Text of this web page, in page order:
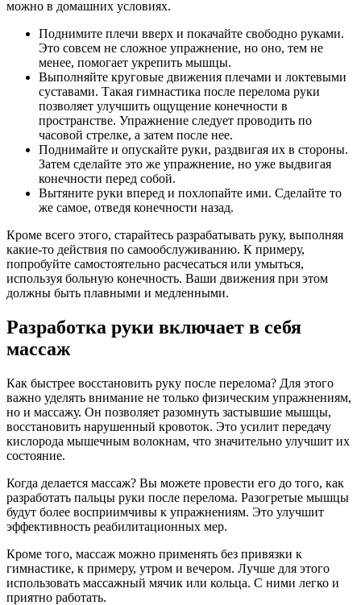
можно в домашних условиях.
Поднимите плечи вверх и покачайте свободно руками.
Это совсем не сложное упражнение, но оно, тем не
менее, помогает укрепить мышцы.
Выполняйте круговые движения плечами и локтевыми
суставами. Такая гимнастика после перелома руки
позволяет улучшить ощущение конечности в
пространстве. Упражнение следует проводить по
часовой стрелке, а затем после нее.
Поднимайте и опускайте руки, раздвигая их в стороны.
Затем сделайте это же упражнение, но уже выдвигая
конечности перед собой.
Вытяните руки вперед и похлопайте ими. Сделайте то
же самое, отведя конечности назад.
Кроме всего этого, старайтесь разрабатывать руку, выполняя
какие-то действия по самообслуживанию. К примеру,
попробуйте самостоятельно расчесаться или умыться,
используя больную конечность. Ваши движения при этом
должны быть плавными и медленными.
Разработка руки включает в себя
массаж
Как быстрее восстановить руку после перелома? Для этого
важно уделять внимание не только физическим упражнениям,
но и массажу. Он позволяет разомнуть застывшие мышцы,
восстановить нарушенный кровоток. Это усилит передачу
кислорода мышечным волокнам, что значительно улучшит их
состояние.
Когда делается массаж? Вы можете провести его до того, как
разработать пальцы руки после перелома. Разогретые мышцы
будут более восприимчивы к упражнениям. Это улучшит
эффективность реабилитационных мер.
Кроме того, массаж можно применять без привязки к
гимнастике, к примеру, утром и вечером. Лучше для этого
использовать массажный мячик или кольца. С ними легко и
приятно работать.